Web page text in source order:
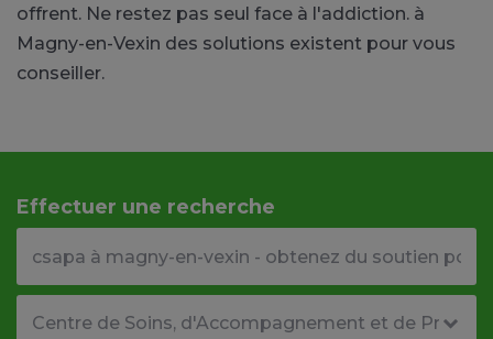
offrent. Ne restez pas seul face à l'addiction. à
Magny-en-Vexin des solutions existent pour vous
conseiller.
Effectuer une recherche